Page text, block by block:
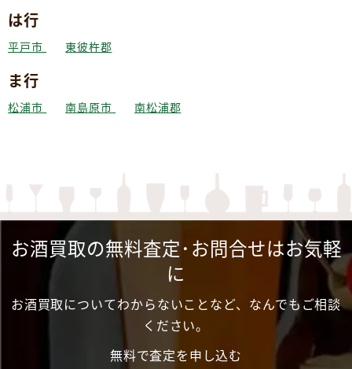
は行
平戸市 東彼杵郡
ま行
松浦市 南島原市 南松浦郡
お酒買取の無料査定･お問合せはお気軽
に
お酒買取についてわからないことなど、なんでもご相談
ください。
無料で査定を申し込む